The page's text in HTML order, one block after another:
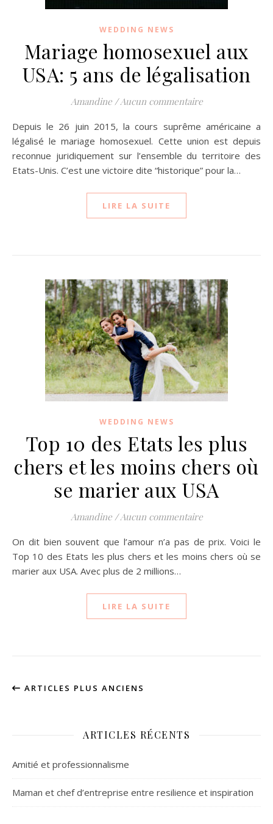
WEDDING NEWS
Mariage homosexuel aux
USA: 5 ans de légalisation
Amandine /Aucun commentaire
Depuis le 26 juin 2015, la cours suprême américaine a
légalisé le mariage homosexuel. Cette union est depuis
reconnue juridiquement sur l’ensemble du territoire des
Etats-Unis. C’est une victoire dite “historique” pour la…
LIRE LA SUITE
WEDDING NEWS
Top 10 des Etats les plus
chers et les moins chers où
se marier aux USA
Amandine /Aucun commentaire
On dit bien souvent que l’amour n’a pas de prix. Voici le
Top 10 des Etats les plus chers et les moins chers où se
marier aux USA. Avec plus de 2 millions…
LIRE LA SUITE
ARTICLES PLUS ANCIENS
ARTICLES RÉCENTS
Amitié et professionnalisme
Maman et chef d’entreprise entre resilience et inspiration